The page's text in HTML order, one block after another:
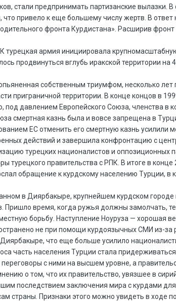
стали предпринимать партизанские вылазки.
привело к еще большему числу жертв. В ответ
фронта Курдистана». Расширив
турецкая армия инициировала
продвинуться вглубь иракской территории
собственным триумфом, несколько
приграничной территории. В конце концов в
давлением Европейского Союза, членства в
смертная казнь была и вовсе запрещена в
ЕС отменить его смертную казнь усилили
действий и завершила конфронтацию с
турецких националистов и оппозиционных
турецкого правительства с РПК. В итоге в
обращение к курдскому населению Турции,
в Диярбакыре, крупнейшем курдском городе
время, когда ружья должны замолчать,
борьбу. Наступление Ноуруза — хорошая
не при помощи курдоязычных СМИ из-
что еще больше усилило
часть населения Турции стала
с ними на высшем уровне, а
о том, что их правительство, увязшее в
последствием заключения мира с курдами
страны. Признаки этого можно увидеть в ходе